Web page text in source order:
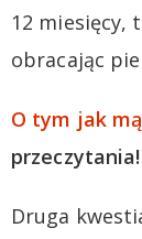
12 miesięcy,
obracając
O tym jak
przeczytania!
Druga